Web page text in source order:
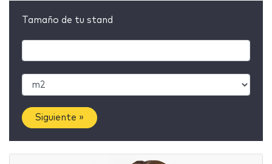
Tamaño de tu stand
Siguiente »